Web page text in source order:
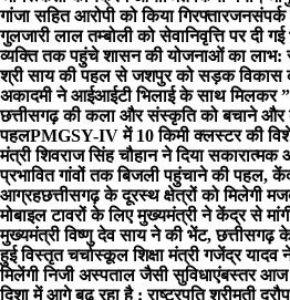
गांजा सहित आरोपी को किया गिरफ्तार
गुलजारी लाल तम्बोली को सेवानिवृत्ति पर दी गई
व्यक्ति तक पहुंचे शासन की योजनाओं का लाभ:
श्री साय की पहल से जशपुर को सड़क विकास
अकादमी ने आईआईटी भिलाई के साथ मिलकर ”
छत्तीसगढ़ की कला और संस्कृति को बचाने और
पहलPMGSY-IV में 10 किमी क्लस्टर की
मंत्री शिवराज सिंह चौहान ने दिया
प्रभावित गांवों तक बिजली पहुंचाने की पहल,
आग्रहछत्तीसगढ़ के दूरस्थ क्षेत्रों को मिलेगी
मोबाइल टावरों के लिए मुख्यमंत्री ने केंद्र से
मुख्यमंत्री विष्णु देव साय ने की भेंट, छत्तीसगढ़
हुई विस्तृत चर्चास्कूल शिक्षा मंत्री गजेंद्र यादव
मिलेंगी निजी अस्पताल जैसी सुविधाएंबस्तर आज
दिशा में आगे बढ़ रहा है : राष्ट्रपति श्रीमती